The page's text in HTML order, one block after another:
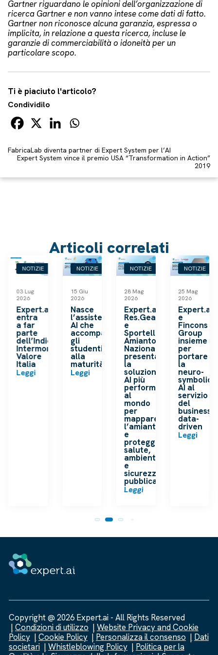
Gartner riguardano le opinioni dell’organizzazione di
ricerca Gartner e non vanno intese come dati di fatto.
Gartner non riconosce alcuna garanzia, espressa o
implicita, in relazione a questa ricerca, incluse le
garanzie di commerciabilità o idoneità per un
particolare scopo.
Ti è piaciuto l'articolo?
Condividilo
FabricaLab diventa partner di Expert System per l’AI
Expert System vince il premio USA “Transformation in Action”
2019
Articoli correlati
NOTIZIE
03 Lug
2026
Expert.ai
entra
a far
parte
dell’Indice
Intermonte
Valore
Italia
Leggi
NOTIZIE
15 Giu
2026
Nasce
l’assistente
AI che
accompagna
gli
studenti
alla
maturità
Leggi
NOTIZIE
28 Mag
2026
Expert.ai,
Res.Gea
e
Sportello
Amianto
Nazionale
presentano
la
soluzione
AI più
performante
al
mondo
per
mappare
l’amianto
e
proteggere
salute,
ambiente
e
sicurezza
pubblica
Leggi
NOTIZIE
25 Mag
2026
Expert.ai
e
Fincons
Group
insieme
per
portare
la
neuro-
symbolic
AI al
servizio
del
business
data-
driven
Leggi
Copyright @ 2026 Expert.ai - All Rights Reserved
Condizioni di utilizzo
Website Privacy and Cookie
Policy
Cookie Policy Personalizza il consenso
Dati
societari
Whistleblowing Policy
Politica per la